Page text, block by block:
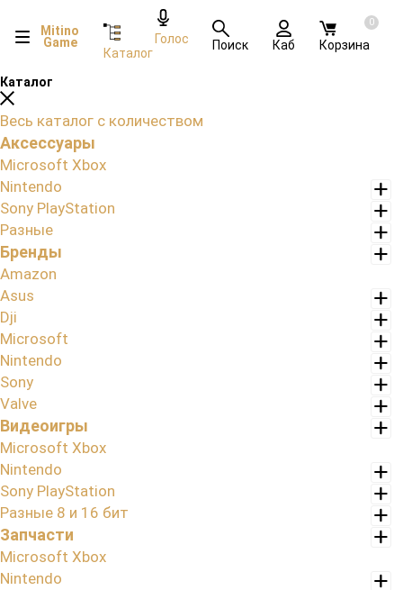
Mitino
Game
Каталог
Голос Поиск Каб
0
Корзина
Каталог
Весь каталог с количеством
Аксессуары
Microsoft Xbox
Nintendo
Sony PlayStation
Разные
Бренды
Amazon
Asus
Dji
Microsoft
Nintendo
Sony
Valve
Видеоигры
Microsoft Xbox
Nintendo
Sony PlayStation
Разные 8 и 16 бит
Запчасти
Microsoft Xbox
Nintendo